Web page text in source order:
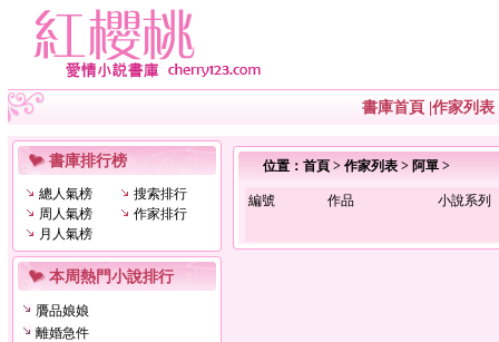
書庫首頁 作家列表
書庫排行榜
總人氣榜
搜索排行
周人氣榜
作家排行
月人氣榜
本周熱門小說排行
贗品娘娘
離婚急件
位置： 首頁 > 作家列表 > 阿單 >
編號 作品 小說系列